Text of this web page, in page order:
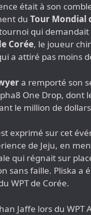
était à son
du Tour Mondial
qui demandait
Corée, le joueur
a attiré pas moins
a remporté son
One Drop, dont
le million de
exprimé sur cet
de Jeju, en
qui régnait sur
sans faille. Pliska
WPT de Corée.
Jaffe lors du WPT